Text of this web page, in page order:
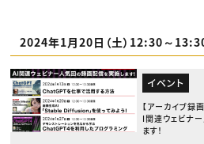
2024年1月20日（土）12:30～
イベント
【アーカイブ録
I関連ウェビナ
ます！